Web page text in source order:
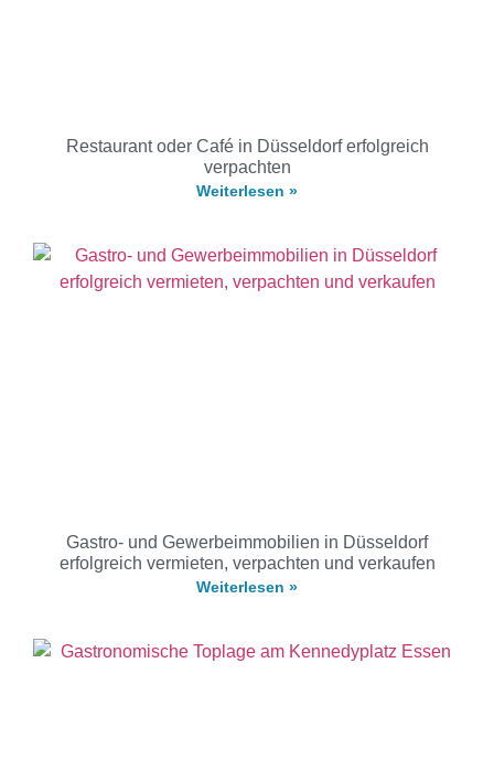
Restaurant oder Café in Düsseldorf erfolgreich
verpachten
Weiterlesen »
Gastro- und Gewerbeimmobilien in Düsseldorf
erfolgreich vermieten, verpachten und verkaufen
Weiterlesen »